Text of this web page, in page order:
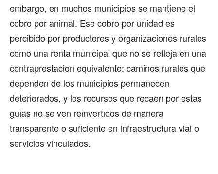
embargo, en muchos municipios se mantiene el
cobro por animal. Ese cobro por unidad es
percibido por productores y organizaciones rurales
como una renta municipal que no se refleja en una
contraprestacion equivalente: caminos rurales que
dependen de los municipios permanecen
deteriorados, y los recursos que recaen por estas
guias no se ven reinvertidos de manera
transparente o suficiente en infraestructura vial o
servicios vinculados.